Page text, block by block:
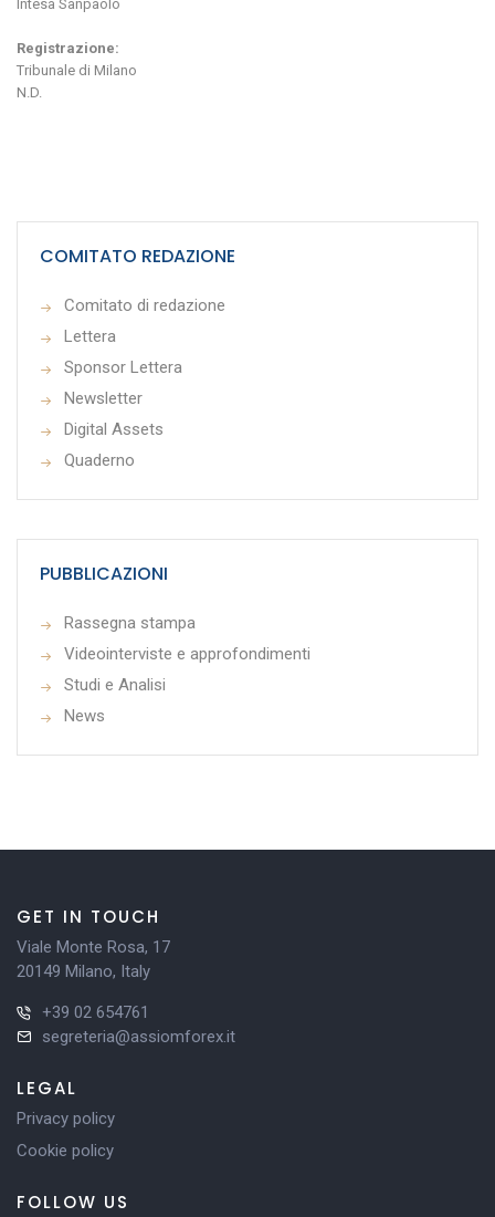
Intesa Sanpaolo
Registrazione:
Tribunale di Milano
N.D.
COMITATO REDAZIONE
Comitato di redazione
Lettera
Sponsor Lettera
Newsletter
Digital Assets
Quaderno
PUBBLICAZIONI
Rassegna stampa
Videointerviste e approfondimenti
Studi e Analisi
News
GET IN TOUCH
Viale Monte Rosa, 17
20149 Milano, Italy
+39 02 654761
segreteria@assiomforex.it
LEGAL
Privacy policy
Cookie policy
FOLLOW US